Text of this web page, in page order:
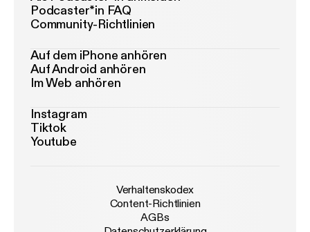
Podcaster*in FAQ
Community-Richtlinien
Auf dem iPhone anhören
Auf Android anhören
Im Web anhören
Instagram
Tiktok
Youtube
Verhaltenskodex
Content-Richtlinien
AGBs